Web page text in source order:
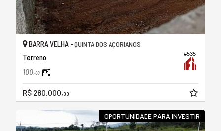
#535
BARRA VELHA - QUINTA DOS AÇORIANOS
Terreno
100,00
R$ 280.000,00
OPORTUNIDADE PARA INVESTIR